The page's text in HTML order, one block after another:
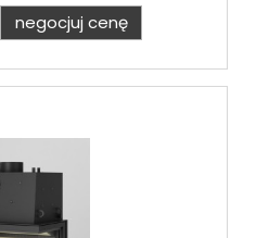
negocjuj cenę